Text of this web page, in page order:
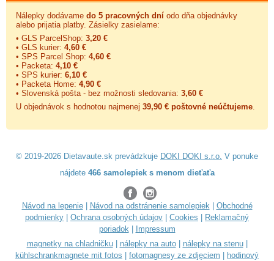
Nálepky dodávame do 5 pracovných dní odo dňa objednávky
alebo prijatia platby. Zásielky zasielame:
• GLS ParcelShop: 3,20 €
• GLS kurier: 4,60 €
• SPS Parcel Shop: 4,60 €
• Packeta: 4,10 €
• SPS kurier: 6,10 €
• Packeta Home: 4,90 €
• Slovenská pošta - bez možnosti sledovania: 3,60 €
U objednávok s hodnotou najmenej 39,90 € poštovné neúčtujeme.
© 2019-2026 Dietavaute.sk prevádzkuje DOKI DOKI s.r.o. V ponuke
nájdete 466 samolepiek s menom dieťaťa
Návod na lepenie| Návod na odstránenie samolepiek| Obchodné
podmienky
Ochrana osobných údajov Cookies
Reklamačný
poriadok|
Impressum
magnetky na chladničku| nálepky na auto| nálepky na stenu|
kühlschrankmagnete mit fotos
fotomagnesy ze zdjęciem
hodinový